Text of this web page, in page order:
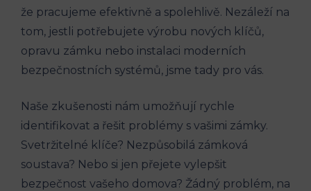
že pracujeme efektivně a spolehlivě. Nezáleží na
tom, jestli potřebujete výrobu nových klíčů,
opravu zámku nebo instalaci moderních
bezpečnostních systémů, jsme tady pro vás.
Naše zkušenosti nám umožňují rychle
identifikovat a řešit problémy s vašimi zámky.
Svetržitelné klíče? Nezpůsobilá zámková
soustava? Nebo si jen přejete vylepšit
bezpečnost vašeho domova? Žádný problém, na